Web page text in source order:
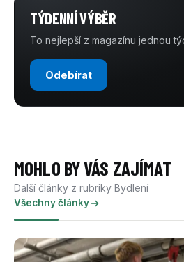
TÝDENNÍ VÝBĚR
To nejlepší z magazínu jednou
Odebírat
MOHLO BY VÁS ZAJÍMAT
Další články z rubriky Bydlení
Všechny články